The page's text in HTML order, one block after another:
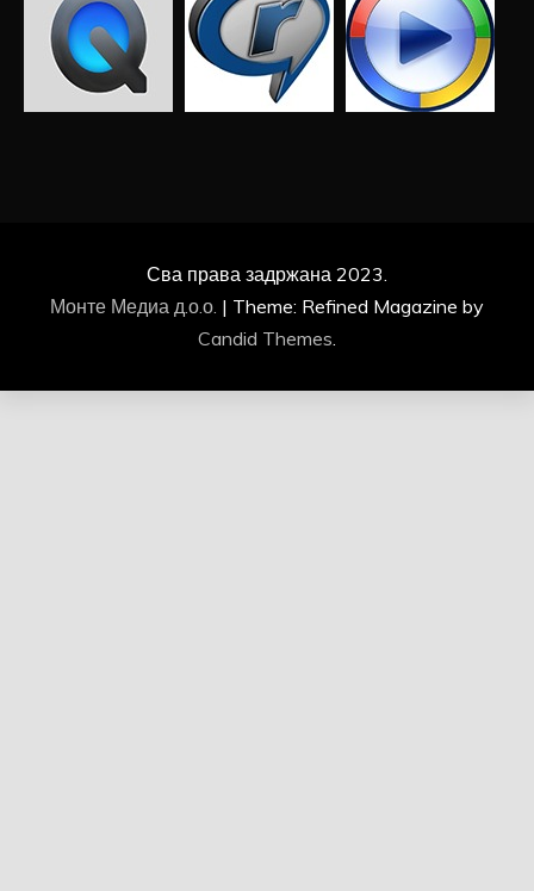
Сва права задржана 2023.
Монте Медиа д.о.о. | Theme: Refined Magazine by
Candid Themes.